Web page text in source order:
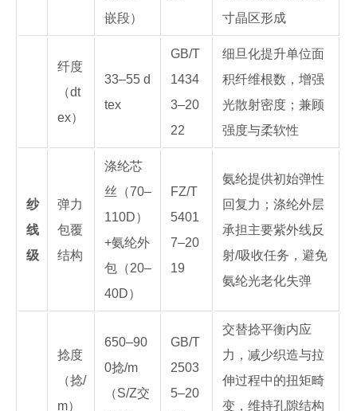
嵌段）
寸晶区形成
纤度
（dt
ex）
33–55 d
tex
GB/T
1434
3–20
22
细旦化提升单位面
积纤维根数，增强
光散射密度；兼顾
强度与柔软性
纱
线
级
弹力
包覆
结构
涤纶芯
丝（70–
110D）
+氨纶外
包（20–
40D）
FZ/T
5401
7–20
19
氨纶提供初始弹性
回复力；涤纶外层
承担主要紫外线反
射/吸收任务，避免
氨纶光老化失弹
捻度
（捻/
m）
650–90
0捻/m
（S/Z交
GB/T
2503
5–20
交替捻平衡内应
力，减少织造与拉
伸过程中的扭矩畸
变，维持孔隙结构